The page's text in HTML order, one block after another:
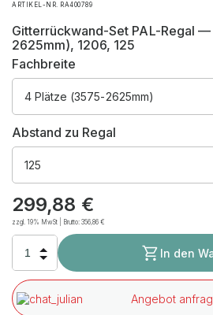
ARTIKEL-NR. RA400789
Gitterrückwand-Set PAL-Regal
2625mm), 1206, 125
Fachbreite
4 Plätze (3575-2625mm)
Abstand zu Regal
125
299,88 €
zzgl. 19% MwSt | Brutto:356,86€
In den
Angebot